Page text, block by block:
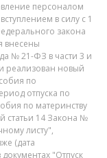
персоналом
в силу с 1
закона
внесены
№ 21-ФЗ в части 3 и
реализован новый
по
отпуска по
по материнству
статьи 14 Закона №
листу",
(дата
"Отпуск